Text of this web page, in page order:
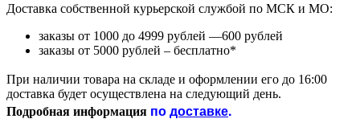
Доставка собственной курьерской службой по МСК и МО:
заказы от 1000 до 4999 рублей —600 рублей
заказы от 5000 рублей – бесплатно*
При наличии товара на складе и оформлении его до 16:00
доставка будет осуществлена на следующий день.
Подробная информация подоставке.